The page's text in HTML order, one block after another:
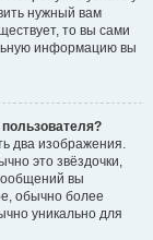
нужный вам
то вы сами
информацию вы
два изображения.
это звёздочки,
вы
обычно более
уникально для